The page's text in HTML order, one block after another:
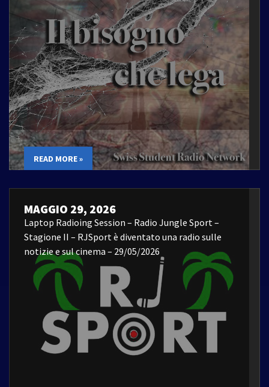
READ MORE »
MAGGIO 29, 2026
Laptop Radioing Session – Radio Jungle Sport –
Stagione II – RJSport è diventato una radio sulle
notizie e sul cinema – 29/05/2026